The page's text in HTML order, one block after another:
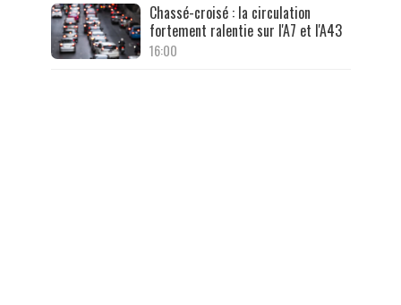
Chassé-croisé : la circulation
fortement ralentie sur l'A7 et l'A43
16:00